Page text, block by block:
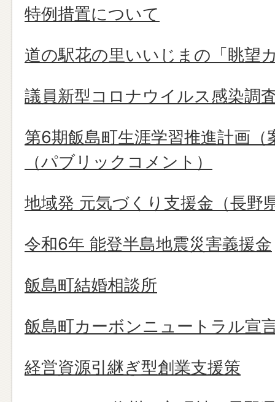
特例措置について
道の駅花の里いいじまの「眺望
議員新型コロナウイルス感染調
第6期飯島町生涯学習推進計画
（パブリックコメント）
地域発 元気づくり支援金（長野
令和6年 能登半島地震災害義援金
飯島町結婚相談所
飯島町カーボンニュートラル宣
経営資源引継ぎ型創業支援策